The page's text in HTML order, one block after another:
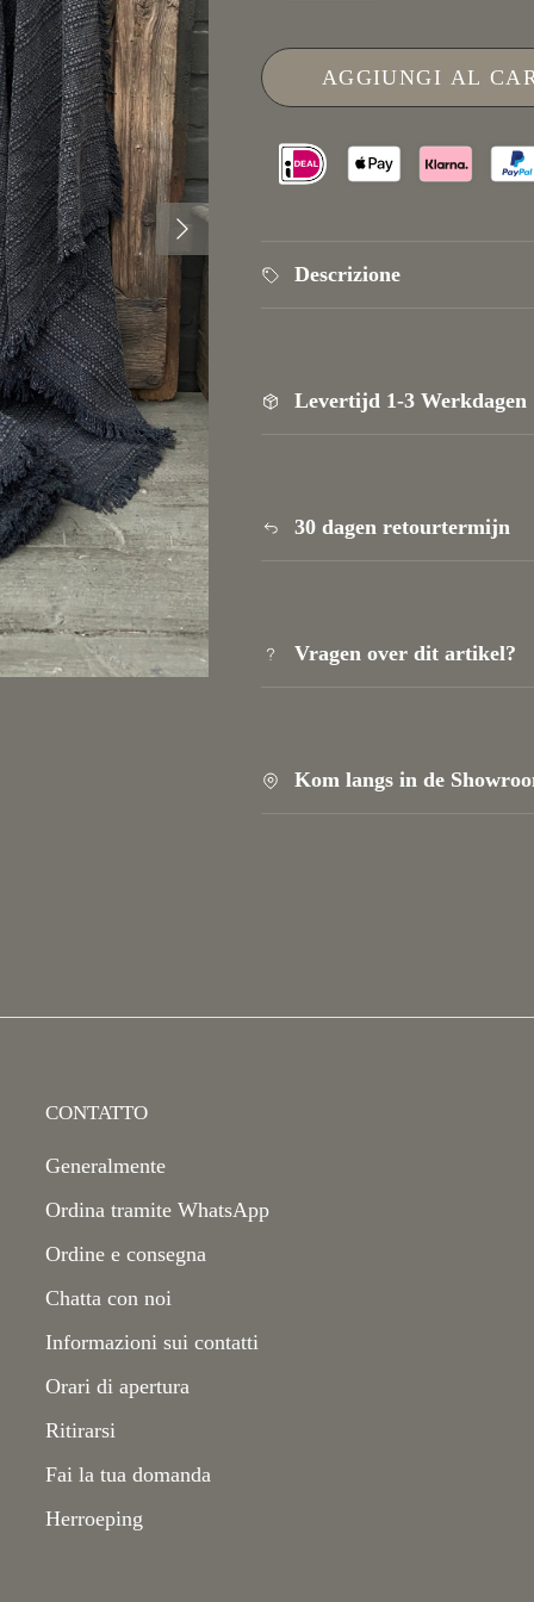
Prossimo
AGGIUNGI AL
Descrizione
Levertijd 1-3 Werkdagen
30 dagen retourtermijn
Vragen over dit artikel?
Kom langs in de
CONTATTO
Generalmente
Ordina tramite WhatsApp
Ordine e consegna
Chatta con noi
Informazioni sui contatti
Orari di apertura
Ritirarsi
Fai la tua domanda
Herroeping
ISCRIVITI ALLA NEWSLETTER
essere sempre informato sulle nostre ultime offerte, sconti
esclusivi e consigli stimolanti per interni eleganti?
ISCRIVITI